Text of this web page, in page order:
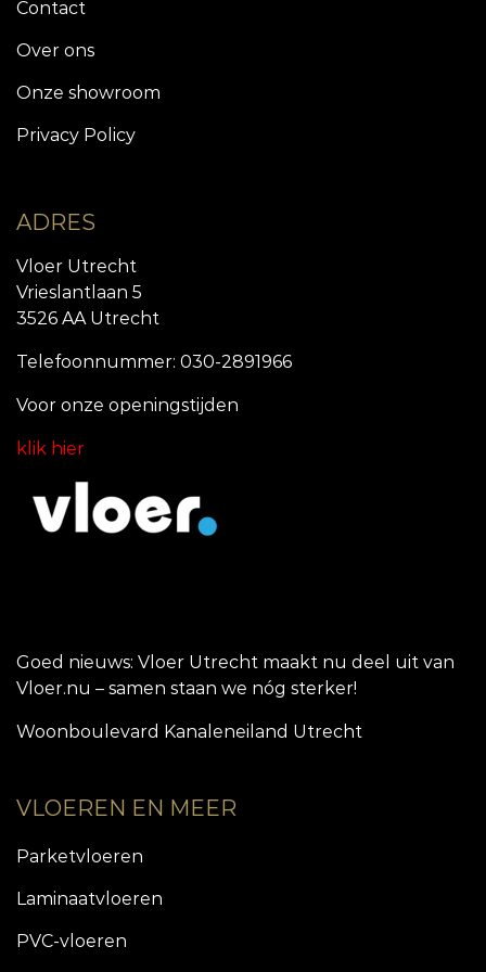
Contact
Over ons
Onze showroom
Privacy Policy
ADRES
Vloer Utrecht
Vrieslantlaan 5
3526 AA Utrecht
Telefoonnummer: 030-2891966
Voor onze openingstijden
klik hier
Goed nieuws: Vloer Utrecht maakt nu deel uit van
Vloer.nu – samen staan we nóg sterker!
Woonboulevard Kanaleneiland Utrecht
VLOEREN EN MEER
Parketvloeren
Laminaatvloeren
PVC-vloeren